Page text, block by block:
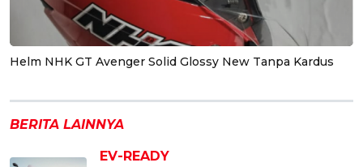
Helm NHK GT Avenger Solid Glossy New Tanpa Kardus
BERITA LAINNYA
EV-READY